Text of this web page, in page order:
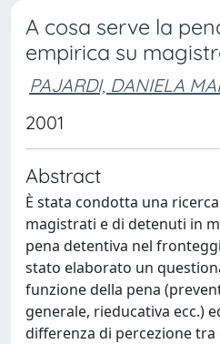
A cosa serve la
empirica su
PAJARDI, DANIELA
2001
Abstract
È stata condotta una
magistrati e di detenuti in
pena detentiva nel
stato elaborato un
funzione della pena
generale, rieducativa ecc.)
differenza di percezione